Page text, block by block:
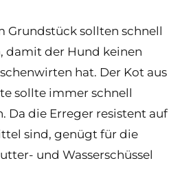
Grundstück sollten schnell
damit der Hund keinen
hat. Der Kot aus
sollte immer schnell
Da die Erreger resistent auf
sind, genügt für die
und Wasserschüssel